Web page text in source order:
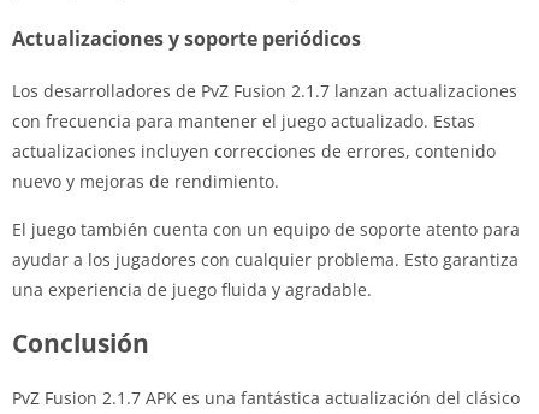
Actualizaciones y soporte periódicos
Los desarrolladores de PvZ Fusion 2.1.7 lanzan actualizaciones
con frecuencia para mantener el juego actualizado. Estas
actualizaciones incluyen correcciones de errores, contenido
nuevo y mejoras de rendimiento.
El juego también cuenta con un equipo de soporte atento para
ayudar a los jugadores con cualquier problema. Esto garantiza
una experiencia de juego fluida y agradable.
Conclusión
PvZ Fusion 2.1.7 APK es una fantástica actualización del clásico